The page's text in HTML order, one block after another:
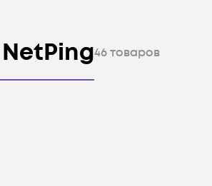
46товаров